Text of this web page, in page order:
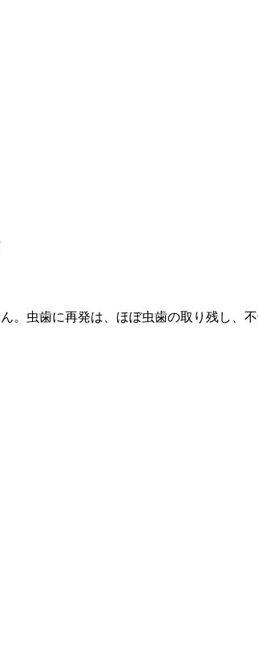
虫歯に再発は、ほぼ虫歯の取り残し、